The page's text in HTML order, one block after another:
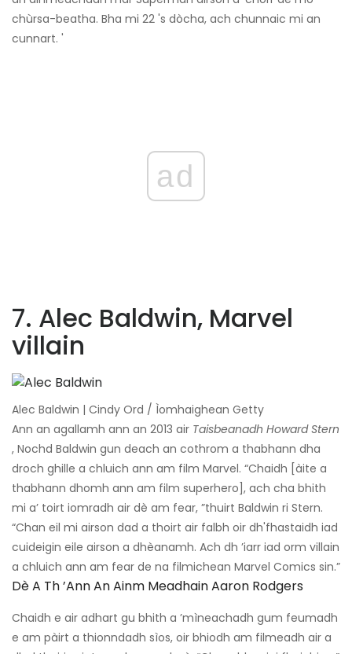
chùrsa-beatha. Bha mi 22 's dòcha, ach chunnaic mi an
cunnart. '
ad
7. Alec Baldwin, Marvel
villain
Alec Baldwin | Cindy Ord / Ìomhaighean Getty
Ann an agallamh ann an 2013 air Taisbeanadh Howard Stern
, Nochd Baldwin gun deach an cothrom a thabhann dha
droch ghille a chluich ann am film Marvel. “Chaidh [àite a
thabhann dhomh ann am film superhero], ach cha bhith
mi a’ toirt iomradh air dè am fear, ”thuirt Baldwin ri Stern.
“Chan eil mi airson dad a thoirt air falbh oir dh'fhastaidh iad
cuideigin eile airson a dhèanamh. Ach dh ’iarr iad orm villain
a chluich ann am fear de na filmichean Marvel Comics sin.”
Dè A Th ’ann An Ainm Meadhain Aaron Rodgers
Chaidh e air adhart gu bhith a ’mìneachadh gum feumadh
e am pàirt a thionndadh sìos, oir bhiodh am filmeadh air a